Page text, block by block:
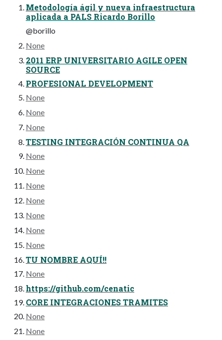
Metodología ágil y nueva infraestructura
aplicada a PALS Ricardo Borillo
@borillo
None
2011 ERP UNIVERSITARIO AGILE OPEN
SOURCE
PROFESIONAL DEVELOPMENT
None
None
None
TESTING INTEGRACIÓN CONTINUA QA
None
None
None
None
None
None
None
TU NOMBRE AQUÍ!!
None
https://github.com/cenatic
CORE INTEGRACIONES TRAMITES
None
None